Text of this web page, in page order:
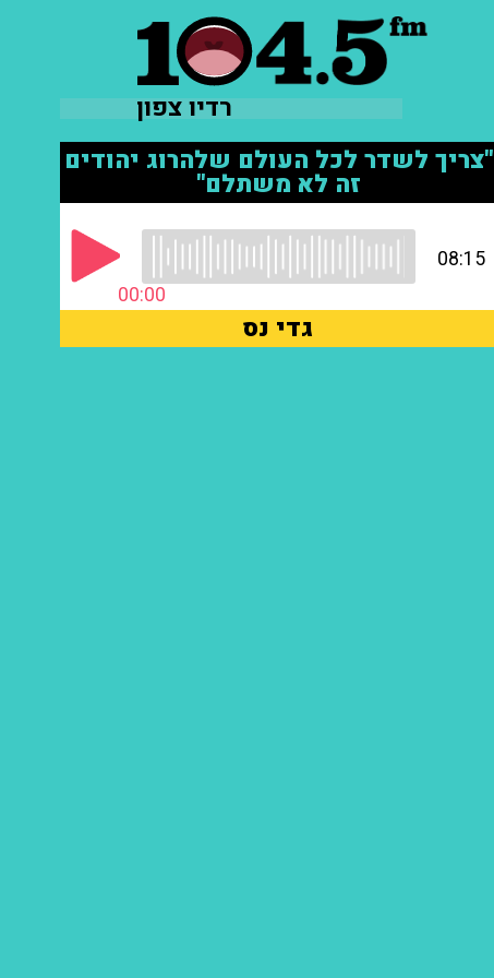
רדיו צפון
"צריך לשדר לכל העולם שלהרוג יהודים
זה לא משתלם"
00:00
08:15
גדי נס